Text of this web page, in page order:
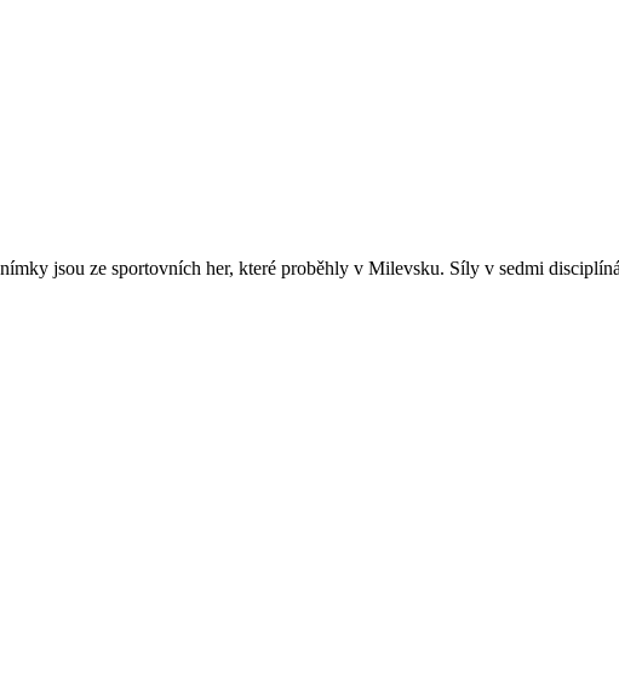
jsou ze sportovních her, které proběhly v Milevsku. Síly v sedmi